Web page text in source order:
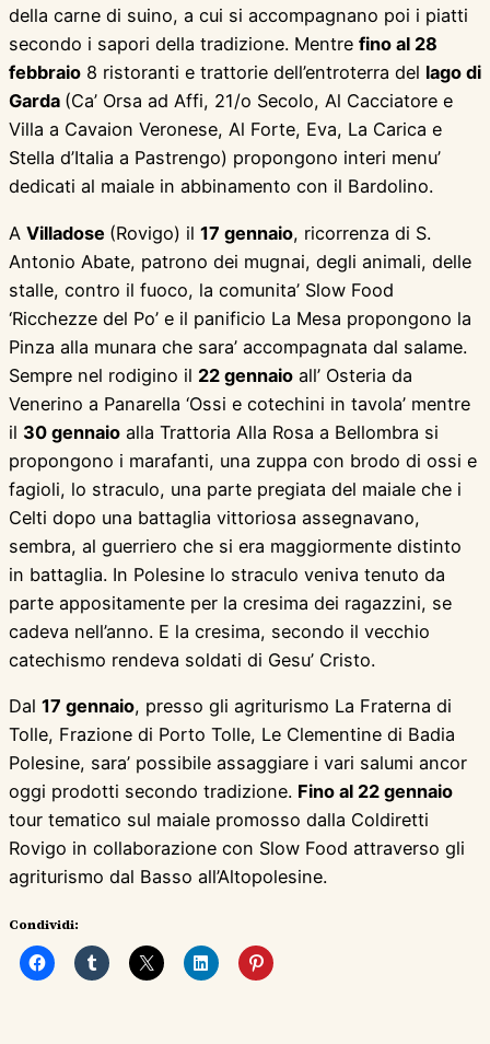
della carne di suino, a cui si accompagnano poi i piatti
secondo i sapori della tradizione. Mentre fino al 28
febbraio 8 ristoranti e trattorie dell’entroterra del lago di
Garda (Ca’ Orsa ad Affi, 21/o Secolo, Al Cacciatore e
Villa a Cavaion Veronese, Al Forte, Eva, La Carica e
Stella d’Italia a Pastrengo) propongono interi menu’
dedicati al maiale in abbinamento con il Bardolino.
A Villadose (Rovigo) il 17 gennaio, ricorrenza di S.
Antonio Abate, patrono dei mugnai, degli animali, delle
stalle, contro il fuoco, la comunita’ Slow Food
‘Ricchezze del Po’ e il panificio La Mesa propongono la
Pinza alla munara che sara’ accompagnata dal salame.
Sempre nel rodigino il 22 gennaio all’ Osteria da
Venerino a Panarella ‘Ossi e cotechini in tavola’ mentre
il 30 gennaio alla Trattoria Alla Rosa a Bellombra si
propongono i marafanti, una zuppa con brodo di ossi e
fagioli, lo straculo, una parte pregiata del maiale che i
Celti dopo una battaglia vittoriosa assegnavano,
sembra, al guerriero che si era maggiormente distinto
in battaglia. In Polesine lo straculo veniva tenuto da
parte appositamente per la cresima dei ragazzini, se
cadeva nell’anno. E la cresima, secondo il vecchio
catechismo rendeva soldati di Gesu’ Cristo.
Dal 17 gennaio, presso gli agriturismo La Fraterna di
Tolle, Frazione di Porto Tolle, Le Clementine di Badia
Polesine, sara’ possibile assaggiare i vari salumi ancor
oggi prodotti secondo tradizione. Fino al 22 gennaio
tour tematico sul maiale promosso dalla Coldiretti
Rovigo in collaborazione con Slow Food attraverso gli
agriturismo dal Basso all’Altopolesine.
Condividi: